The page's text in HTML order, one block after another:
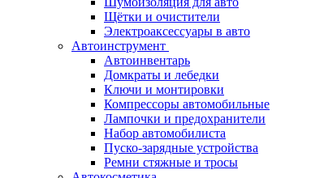
Щётки и очистители
Электроаксессуары в авто
Автоинструмент
Автоинвентарь
Домкраты и лебедки
Ключи и монтировки
Компрессоры автомобильные
Лампочки и предохранители
Набор автомобилиста
Пуско-зарядные устройства
Ремни стяжные и тросы